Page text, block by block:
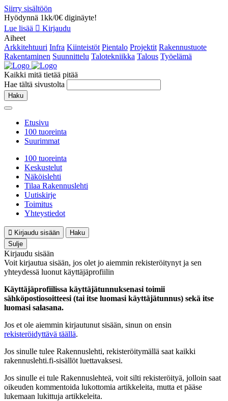
Siirry sisältöön
Hyödynnä 1kk/0€ diginäyte!
Lue lisää
Kirjaudu
Aiheet
Arkkitehtuuri Infra Kiinteistöt Pientalo Projektit Rakennustuote
Rakentaminen Suunnittelu Talotekniikka Talous Työelämä
Kaikki mitä tietää pitää
Hae tältä sivustolta
Haku
Etusivu
100 tuoreinta
Suurimmat
100 tuoreinta
Keskustelut
Näköislehti
Tilaa Rakennuslehti
Uutiskirje
Toimitus
Yhteystiedot
Kirjaudu sisään
Haku
Sulje
Kirjaudu sisään
Voit kirjautua sisään, jos olet jo aiemmin rekisteröitynyt ja sen
yhteydessä luonut käyttäjäprofiilin
Käyttäjäprofiilissa käyttäjätunnuksenasi toimii
sähköpostiosoitteesi (tai itse luomasi käyttäjätunnus) sekä itse
luomasi salasana.
Jos et ole aiemmin kirjautunut sisään, sinun on ensin
rekisteröidyttävä täällä.
Jos sinulle tulee Rakennuslehti, rekisteröitymällä saat kaikki
rakennuslehti.fi-sisällöt luettavaksesi.
Jos sinulle ei tule Rakennuslehteä, voit silti rekisteröityä, jolloin saat
oikeuden kommentoida lukottomia artikkeleita, mutta et pääse
lukemaan lukittuja artikkeleita.